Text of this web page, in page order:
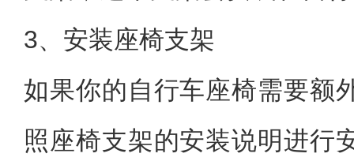
3、安装座椅支架
如果你的自行车座椅需要额
照座椅支架的安装说明进行